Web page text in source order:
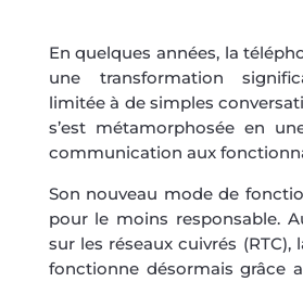
En quelques années, la
une transformation
limitée à de simples
s’est métamorphosée en
communication aux
Son nouveau mode de
pour le moins responsable.
sur les réseaux cuivrés (RTC),
fonctionne désormais grâce